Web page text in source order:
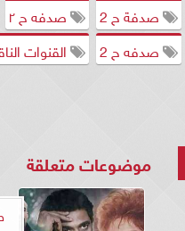
صدفة ح 2
صدفه ح ٢
صدفه ح 2
القنوات
موضوعات متعلقة